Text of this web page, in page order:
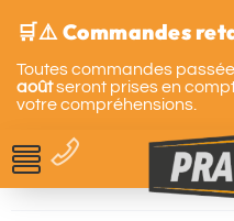
🛒⚠️ Commandes
Toutes commandes
aoûtseront prises en
votre compréhensions.